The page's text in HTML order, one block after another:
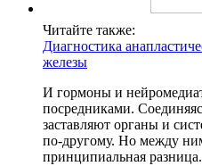
Читайте также:
Диагностика
железы
И гормоны и
посредниками.
заставляют органы и
по-другому. Но между
принципиальная разница.